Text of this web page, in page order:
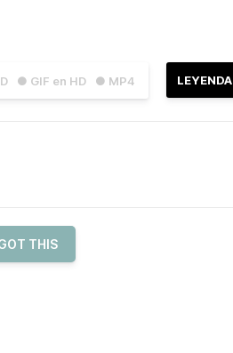
● GIF en HD ● MP4 LEYENDA
THIS